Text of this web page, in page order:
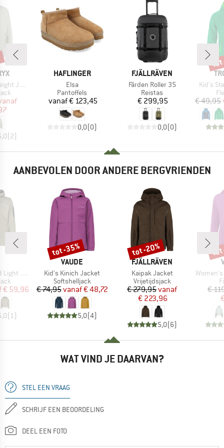
Jacket
prijs
(2)
MERK
HAFLINGER
Artikel
Elsa
Productgroep
Pantoffels
Prijs
vanaf€ 123,45
0,0(0)
MERK
FJÄLLRÄVEN
Artikel
Färden Roller 35
Productgroep
Reistas
Prijs
€ 299,95
0,0(0)
Artikel
Kid's
€ 49,95
AANBEVOLEN DOOR ANDERE BERGVRIENDEN
prijs
€ 59,96
(1)
MERK
VAUDE
Artikel
Kid's Kinich Jacket
Productgroep
Softshelljack
Prijs
€ 74,95 Verlaagde prijs
vanaf€ 48,72
5,0(4)
Korting
tot -35%
MERK
FJÄLLRÄVEN
Artikel
Kaipak Jacket
Productgroep
Vrijetijdsjack
Prijs
€ 279,95Verlaagde prijs
vanaf
€ 223,96
5,0(6)
Korting
tot -20%
Artikel
€
WAT VIND JE DAARVAN?
STEL EEN VRAAG
SCHRIJF EEN BEOORDELING
DEEL EEN FOTO